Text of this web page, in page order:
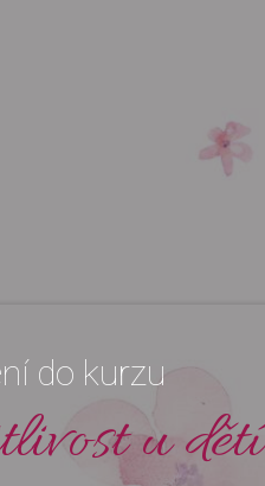
do kurzu
u dětí